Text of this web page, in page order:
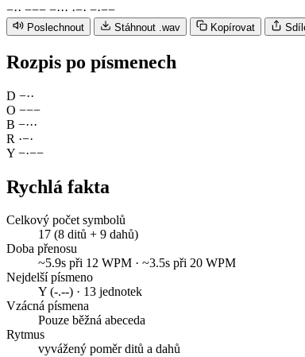
−·· −−− −··· ·−· −·−−
Poslechnout Stáhnout .wav Kopírovat
Rozpis po písmenech
D −··
O −−−
B −···
R ·−·
Y −·−−
Rychlá fakta
Celkový počet symbolů
17 (8 ditů + 9 dahů)
Doba přenosu
~5.9s při 12 WPM · ~3.5s při 20 WPM
Nejdelší písmeno
Y (-.--) · 13 jednotek
Vzácná písmena
Pouze běžná abeceda
Rytmus
vyvážený poměr ditů a dahů